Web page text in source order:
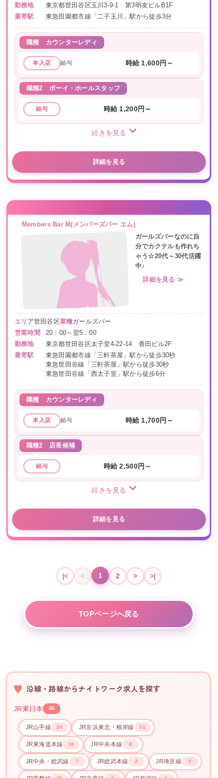
勤務地
東京都世田谷区玉川3-9-1 第3明友ビルB1F
最寄駅
東急田園都市線「二子玉川」駅から徒歩3分
職種 カウンターレディ
本入店 給与 時給 1,600円～
職種2 ボーイ・ホールスタッフ
給与 時給 1,200円～
続きを見る
詳細を見る
Members Bar M(メンバーズバー エム)
ガールズバーなのに自
分でカクテルも作れち
ゃう☆20代～30代活躍
中♪
詳細を見る ≫
エリア世田谷区業種ガールズバー
営業時間
20：00～翌5：00
勤務地
東京都世田谷区太子堂4-22-14 香田ビル2F
最寄駅
東急田園都市線「三軒茶屋」駅から徒歩30秒
東急世田谷線「三軒茶屋」駅から徒歩30秒
東急世田谷線「西太子堂」駅から徒歩6分
職種 カウンターレディ
本入店 給与 時給 1,700円～
職種2 店長候補
給与 時給 2,500円～
続きを見る
詳細を見る
|< < 1 2 > >|
TOPページへ戻る
沿線・路線からナイトワーク求人を探す
JR東日本 46
JR山手線 24 JR京浜東北・根岸線 31
JR東海道本線 16 JR中央本線 8
JR中央・総武線 7 JR総武本線 2 JR埼京線 5